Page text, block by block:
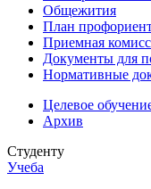
Общежития
План
Приемная
Документы для
Нормативные
Целевое
Архив
Студенту
Учеба